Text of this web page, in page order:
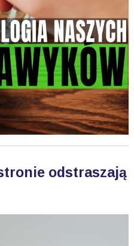
odstraszają